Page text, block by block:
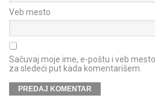
Veb mesto
Sačuvaj moje ime, e-poštu i veb
za sledeći put kada komentarišem.